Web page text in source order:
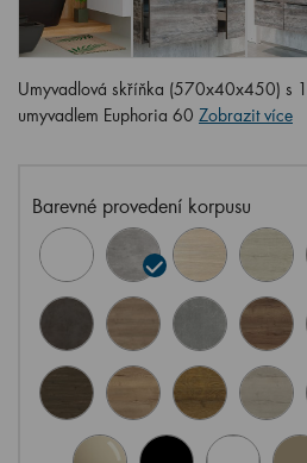
Umyvadlová skříňka (570x40x450) s
umyvadlem Euphoria 60 Zobrazit více
Barevné provedení korpusu